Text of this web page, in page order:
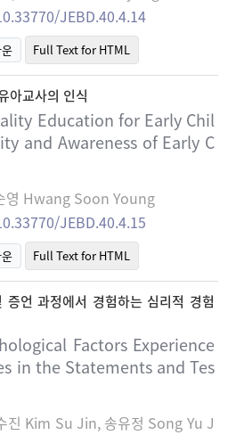
JEBD.40.4.14
Full Text for HTML
아교사의 인식
Education for Early Chil
and Awareness of Early C
영 Hwang Soon Young
JEBD.40.4.15
Full Text for HTML
언 과정에서 경험하는 심리적 경험
Factors Experience
in the Statements and Tes
진 Kim Su Jin, 송유정 Song Yu J